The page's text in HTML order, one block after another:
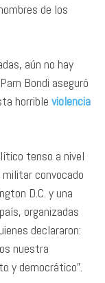
de los
aún no hay
Bondi aseguró
horrible violencia
tenso a nivel
convocado
D.C. y una
organizadas
declararon:
nuestra
y democrático”.